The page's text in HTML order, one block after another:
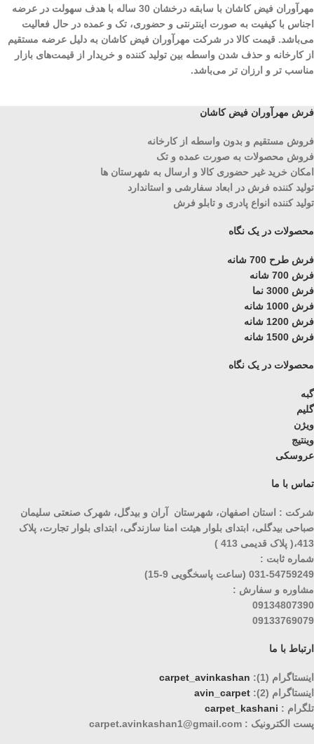
مهرآوران فیض کاشان با سابقه درخشان 30 ساله با هدف سهولت در عرضه
اجناس با کیفیت به صورت اینترنتی و حضوری، تک و عمده در حال فعالیت
می‌باشد. قیمت کالا در شرکت مهرآوران فیض کاشان به دلیل عرضه مستقیم
از کارخانه و حذف شدن واسطه بین تولید کننده و خریدار از قیمت‌های بازار
مناسب تر و ارزان تر می‌باشد.
فرش مهرآوران فیض کاشان
فروش مستقیم و بدون واسطه از کارخانه
فروش محصولات به صورت عمده و تک
امکان خرید غیر حضوری کالا و ارسال به شهرستان ها
تولید کننده فرش در ابعاد سفارشی و استاندارد
تولید کننده انواع پادری و تابلو فرش
محصولات در یک نگاه
فرش طرح 700 شانه
فرش 700 شانه
فرش 3000 نما
فرش 1000 شانه
فرش 1200 شانه
فرش 1500 شانه
محصولات در یک نگاه
گبه
گلیم
ویژن
وینتیج
عروسکی
تماس با ما
شرکت : استان اصفهان، شهرستان آران و بیدگل، شهرک صنعتی سلیمان
صباحی بیدگلی، ابتدای بلوار هیئت امنا سازندگی، ابتدای بلوار تجارت، پلاک
413،( پلاک قدیمی 413 )
شماره ثابت :
031-54759249 (ساعت پاسخگویی 9-15)
مشاوره و سفارش :
09134807390
09133769079
ارتباط با ما
اینستاگرام (1):
carpet_avinkashan
اینستاگرام (2):
avin_carpet
تلگرام : carpet_kashani
پست الکترونیک : carpet.avinkashan1@gmail.com